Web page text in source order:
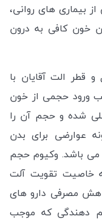
بیماری های روانی،
خون کافی به درون
الت آقایان با
ورود حجمی از خون
شده و حجم آن را
عوارضی برای بدن
می باشد. وکیوم حجم
خاصیت تقویت آلت
مصرفی دارو های
دهندگی که موجب